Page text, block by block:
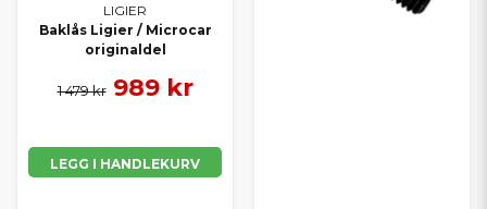
LIGIER
Baklås Ligier / Microcar
originaldel
1 479 kr 989 kr
LEGG I HANDLEKURV